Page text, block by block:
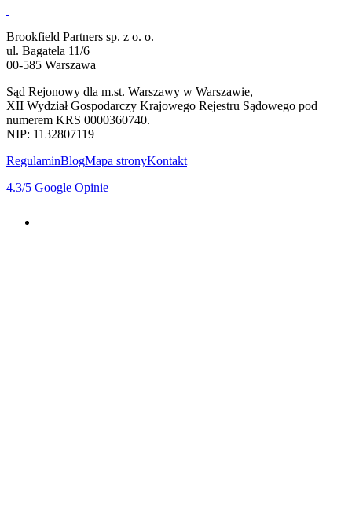
Brookfield Partners sp. z o. o.
ul. Bagatela 11/6
00-585 Warszawa
Sąd Rejonowy dla m.st. Warszawy w Warszawie,
XII Wydział Gospodarczy Krajowego Rejestru Sądowego pod
numerem KRS 0000360740.
NIP: 1132807119
RegulaminBlogMapa stronyKontakt
4.3/5 Google Opinie